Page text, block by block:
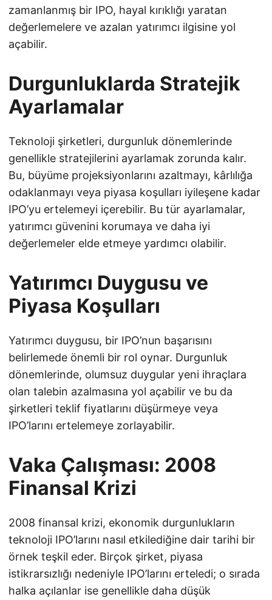
zamanlanmış bir IPO, hayal kırıklığı yaratan
değerlemelere ve azalan yatırımcı ilgisine yol
açabilir.
Durgunluklarda Stratejik
Ayarlamalar
Teknoloji şirketleri, durgunluk dönemlerinde
genellikle stratejilerini ayarlamak zorunda kalır.
Bu, büyüme projeksiyonlarını azaltmayı, kârlılığa
odaklanmayı veya piyasa koşulları iyileşene kadar
IPO’yu ertelemeyi içerebilir. Bu tür ayarlamalar,
yatırımcı güvenini korumaya ve daha iyi
değerlemeler elde etmeye yardımcı olabilir.
Yatırımcı Duygusu ve
Piyasa Koşulları
Yatırımcı duygusu, bir IPO’nun başarısını
belirlemede önemli bir rol oynar. Durgunluk
dönemlerinde, olumsuz duygular yeni ihraçlara
olan talebin azalmasına yol açabilir ve bu da
şirketleri teklif fiyatlarını düşürmeye veya
IPO’larını ertelemeye zorlayabilir.
Vaka Çalışması: 2008
Finansal Krizi
2008 finansal krizi, ekonomik durgunlukların
teknoloji IPO’larını nasıl etkilediğine dair tarihi bir
örnek teşkil eder. Birçok şirket, piyasa
istikrarsızlığı nedeniyle IPO’larını erteledi; o sırada
halka açılanlar ise genellikle daha düşük